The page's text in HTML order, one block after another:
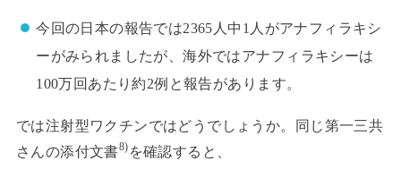
今回の日本の報告では2365人中1人がアナフィラキシ
ーがみられましたが、海外ではアナフィラキシーは
100万回あたり約2例と報告があります。
では注射型ワクチンではどうでしょうか。同じ第一三共
さんの添付文書8) を確認すると、